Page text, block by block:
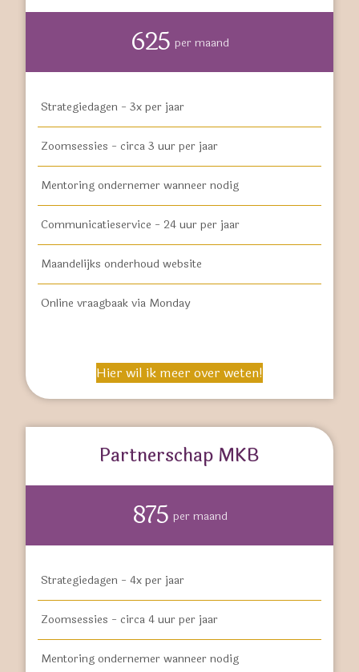
625 per maand
Strategiedagen - 3x per jaar
Zoomsessies - circa 3 uur per jaar
Mentoring ondernemer wanneer nodig
Communicatieservice - 24 uur per jaar
Maandelijks onderhoud website
Online vraagbaak via Monday
Hier wil ik meer over weten!
Partnerschap MKB
875 per maand
Strategiedagen - 4x per jaar
Zoomsessies - circa 4 uur per jaar
Mentoring ondernemer wanneer nodig